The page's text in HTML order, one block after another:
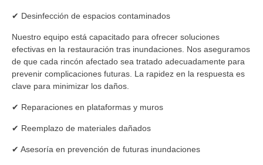
✔ Desinfección de espacios contaminados
Nuestro equipo está capacitado para ofrecer soluciones
efectivas en la restauración tras inundaciones. Nos aseguramos
de que cada rincón afectado sea tratado adecuadamente para
prevenir complicaciones futuras. La rapidez en la respuesta es
clave para minimizar los daños.
✔ Reparaciones en plataformas y muros
✔ Reemplazo de materiales dañados
✔ Asesoría en prevención de futuras inundaciones